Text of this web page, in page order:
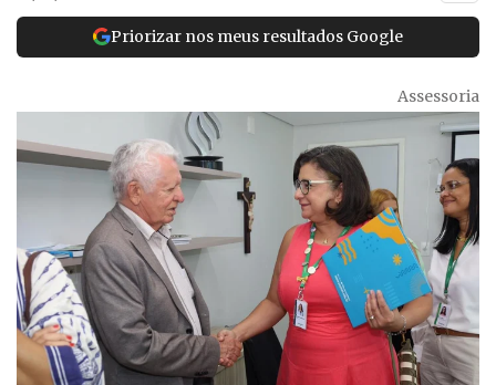
Priorizar nos meus resultados Google
Assessoria